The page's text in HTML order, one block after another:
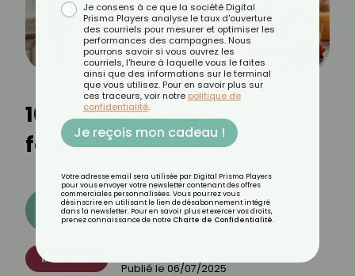
10 recettes d’été pour
famille nombreuse
Découvrez les 11 menus CROQ
RECETTES
Publié le 06/07/2025
Je consens à ce que la société Digital
Prisma Players analyse le taux d'ouverture
des courriels pour mesurer et optimiser les
performances des campagnes. Nous
pourrons savoir si vous ouvrez les
courriels, l'heure à laquelle vous le faites
ainsi que des informations sur le terminal
que vous utilisez. Pour en savoir plus sur
ces traceurs, voir notre politique de
confidentialité.
Je reçois mon cadeau !
Votre adresse email sera utilisée par Digital Prisma Players
pour vous envoyer votre newsletter contenant des offres
commerciales personnalisées. Vous pourrez vous
désinscrire en utilisant le lien de désabonnement intégré
dans la newsletter. Pour en savoir plus et exercer vos droits,
prenez connaissance de notre Charte de Confidentialité.